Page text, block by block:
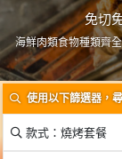
N
登
入
註
餐
#
火
鍋
#
盆
免切
海鮮肉類食物種類齊
使用以下篩選器，
款式：燒烤套餐